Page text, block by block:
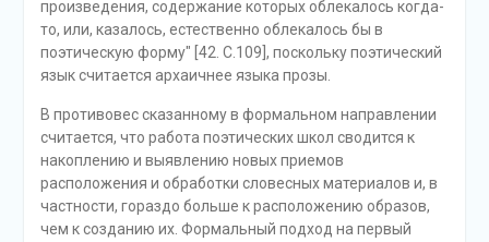
произведения, содержание которых облекалось когда-
то, или, казалось, естественно облекалось бы в
поэтическую форму" [42. С.109], поскольку поэтический
язык считается архаичнее языка прозы.
В противовес сказанному в формальном направлении
считается, что работа поэтических школ сводится к
накоплению и выявлению новых приемов
расположения и обработки словесных материалов и, в
частности, гораздо больше к расположению образов,
чем к созданию их. Формальный подход на первый